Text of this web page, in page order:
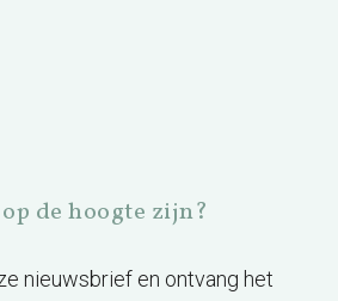
de hoogte zijn?
nieuwsbrief en ontvang het